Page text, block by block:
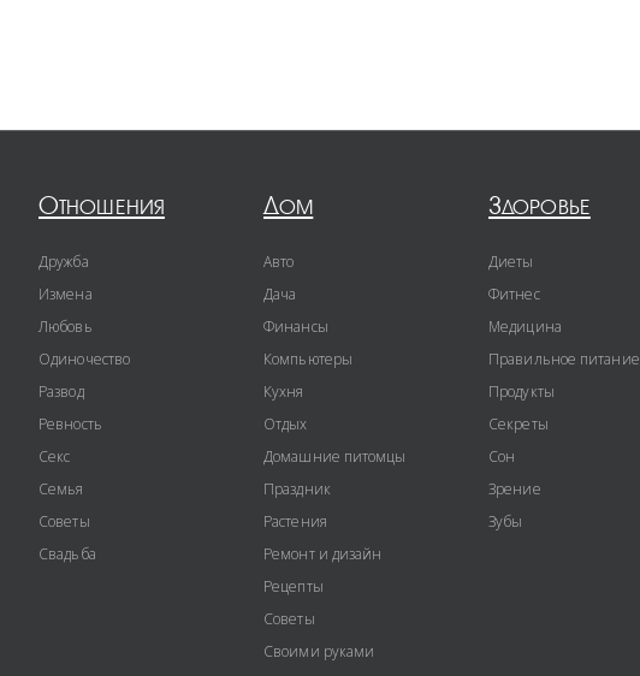
Отношения
Дружба
Измена
Любовь
Одиночество
Развод
Ревность
Секс
Семья
Советы
Свадьба
Дом
Авто
Дача
Финансы
Компьютеры
Кухня
Отдых
Домашние питомцы
Праздник
Растения
Ремонт и дизайн
Рецепты
Советы
Своими руками
Здоровье
Диеты
Фитнес
Медицина
Правильное питание
Продукты
Секреты
Сон
Зрение
Зубы